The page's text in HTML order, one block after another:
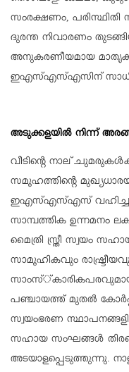
സംരക്ഷണം,
ദുരന്ത നിവാരണം
അനുകരണീയമായ
ഇഎസ്എസ്എസിന്
അടുക്കളയില്‍ നിന്ന്
വീടിന്റെ നാല്
സമൂഹത്തിന്റെ
ഇഎസ്എസ്എസ് വഹിച്ച
സാമ്പത്തിക ഉന്നമനം
മൈത്രി സ്ത്രീ സ്വയം
സാമൂഹികവും
സാംസ്്കാരികപരവുമായ
പഞ്ചായത്ത് മുതല്‍
സ്വയംഭരണ
സഹായ സംഘങ്ങള്‍
അടയാളപ്പെടുത്തുന്നു.